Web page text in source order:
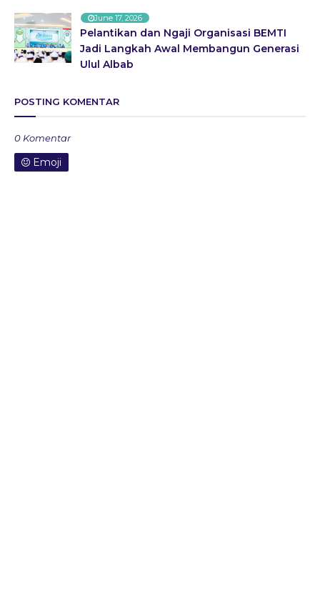
June 17, 2026
Pelantikan dan Ngaji Organisasi BEMTI
Jadi Langkah Awal Membangun Generasi
Ulul Albab
POSTING KOMENTAR
0 Komentar
Emoji